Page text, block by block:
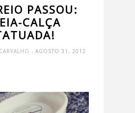
PASSOU:
CALÇA
- AGOSTO 31, 2012